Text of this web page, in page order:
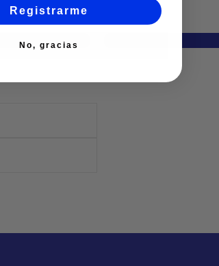
Registrarme
No, gracias